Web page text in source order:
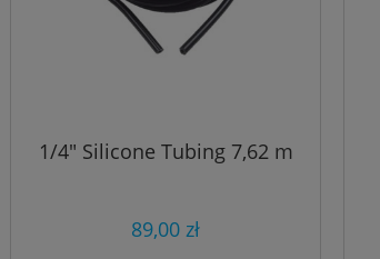
1/4" Silicone Tubing 7,62 m
89,00 zł